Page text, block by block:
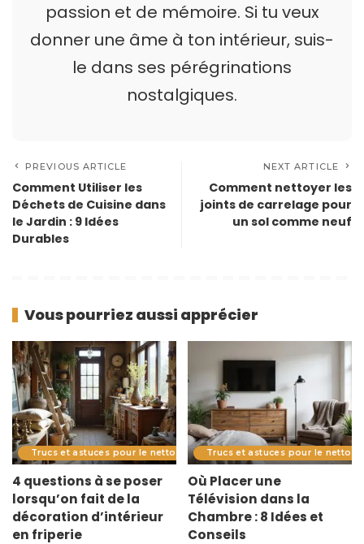
passion et de mémoire. Si tu veux
donner une âme à ton intérieur, suis-
le dans ses pérégrinations
nostalgiques.
PREVIOUS ARTICLE
Comment Utiliser les
Déchets de Cuisine dans
le Jardin : 9 Idées
Durables
NEXT ARTICLE
Comment nettoyer les
joints de carrelage pour
un sol comme neuf
Vous pourriez aussi apprécier
Trucs et astuces pour le nettoyage
4 questions à se poser
lorsqu’on fait de la
décoration d’intérieur
en friperie
Trucs et astuces pour le
Où Placer une
Télévision dans la
Chambre : 8 Idées et
Conseils